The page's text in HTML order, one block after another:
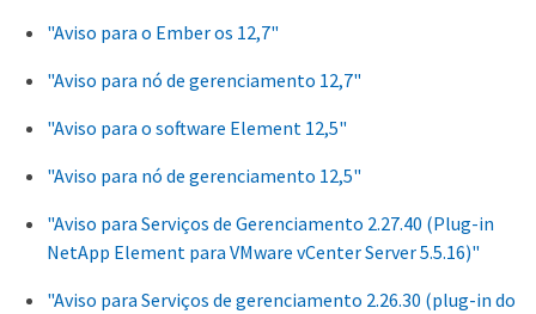
"Aviso para o Ember os 12,7"
"Aviso para nó de gerenciamento 12,7"
"Aviso para o software Element 12,5"
"Aviso para nó de gerenciamento 12,5"
"Aviso para Serviços de Gerenciamento 2.27.40 (Plug-in
NetApp Element para VMware vCenter Server 5.5.16)"
"Aviso para Serviços de gerenciamento 2.26.30 (plug-in do